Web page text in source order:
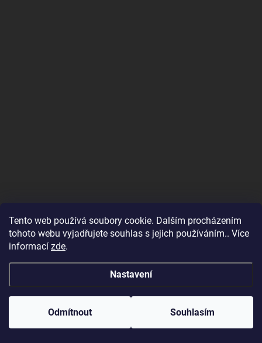
Tento web používá soubory cookie. Dalším procházením
tohoto webu vyjadřujete souhlas s jejich používáním.. Více
informací zde.
Nastavení
Odmítnout Souhlasím